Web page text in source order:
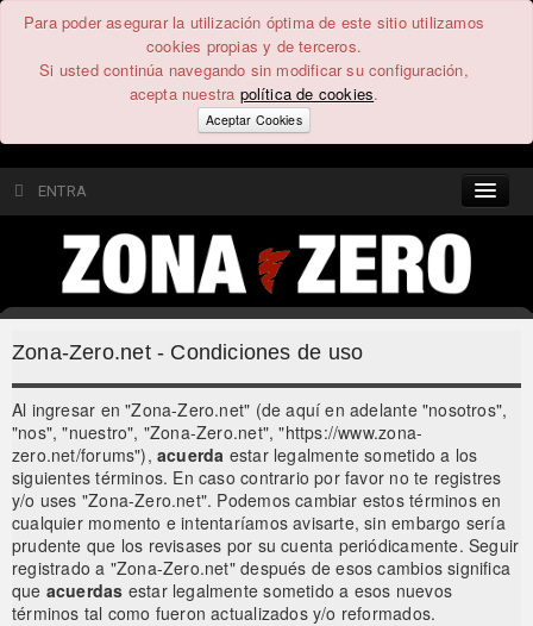
Para poder asegurar la utilización óptima de este sitio utilizamos
cookies propias y de terceros.
Si usted continúa navegando sin modificar su configuración,
acepta nuestra política de cookies.
Aceptar Cookies
ENTRA
CONTENIDO
COMUNIDAD
FEEEDBACK
FOROS
Zona-Zero.net - Condiciones de uso
Al ingresar en "Zona-Zero.net" (de aquí en adelante "nosotros",
"nos", "nuestro", "Zona-Zero.net", "https://www.zona-
zero.net/forums"), acuerda estar legalmente sometido a los
siguientes términos. En caso contrario por favor no te registres
y/o uses "Zona-Zero.net". Podemos cambiar estos términos en
cualquier momento e intentaríamos avisarte, sin embargo sería
prudente que los revisases por su cuenta periódicamente. Seguir
registrado a "Zona-Zero.net" después de esos cambios significa
que acuerdas estar legalmente sometido a esos nuevos
términos tal como fueron actualizados y/o reformados.